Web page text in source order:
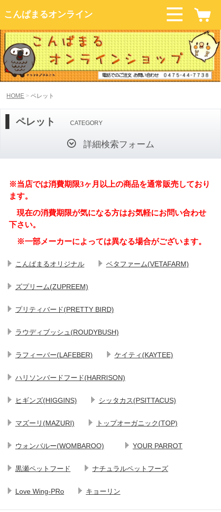
こんぱまるオンライン
HOME ペレット
ペレット CATEGORY
詳細検索フォーム
※当店では消費期限3ヶ月以上の商品を通常販売しており
ます。
現在の消費期限が気になる方はお気軽にお問い合わせ
下さい。
※一部メーカーによっては異なる場合がございます。
こんぱまるオリジナル ベタファーム(VETAFARM)
ズプリーム(ZUPREEM)
プリティバード(PRETTY BIRD)
ラウディブッシュ(ROUDYBUSH)
ラフィーバー(LAFEBER) ケイティ(KAYTEE)
ハリソンバードフード(HARRISON)
ヒギンズ(HIGGINS) シッタカス(PSITTACUS)
マズーリ(MAZURI) トップオーガニック(TOP)
ウォンバルー(WOMBAROO) YOUR PARROT
黒瀬ペットフード ナチュラルペットフーズ
Love Wing-PRo キョーリン